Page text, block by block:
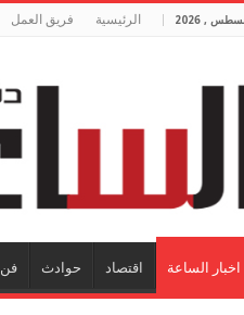
الرئيسية فريق العمل
اخبار الساعة اقتصاد حوادث فن